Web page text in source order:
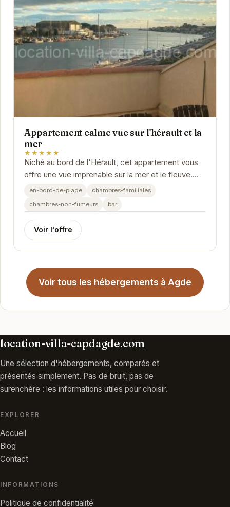
Appartement calme vue sur l'hérault et la
mer
★★★★★
Niché au bord de l'Hérault, cet appartement vous
offre une vue imprenable sur la mer et le fleuve.
Son emplacement privilégié vous permettra de...
en-bord-de-plage
chambres-familiales
chambres-non-fumeurs
bar
Voir l'offre
Voir tous les hébergements à Agde
location-villa-capdagde.com
Une sélection d'hébergements, comparés et
présentés simplement. Pas de bruit, pas de
surenchère : les informations utiles pour choisir.
EXPLORER
Accueil
Blog
Contact
INFORMATIONS
Politique de confidentialité